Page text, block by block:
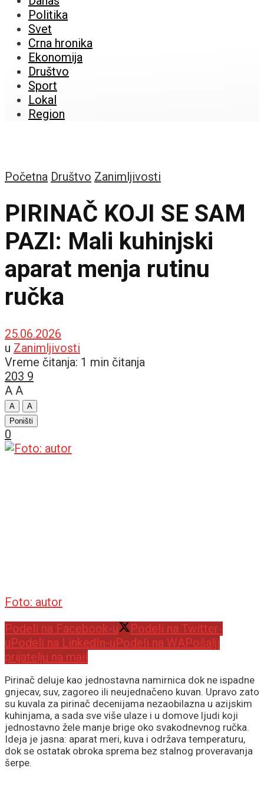
Politika
Svet
Crna hronika
Ekonomija
Društvo
Sport
Lokal
Region
Početna Društvo Zanimljivosti
PIRINAČ KOJI SE SAM
PAZI: Mali kuhinjski
aparat menja rutinu
ručka
25.06.2026
u Zanimljivosti
Vreme čitanja: 1 min čitanja
203 9
A A
A
A
Poništi
0
Foto: autor
Podeli na Facebook-u
Podeli na Twitter-
uPodeli na LinkedIn-uPodeli na WAPošalji
prijatelju na mail
Pirinač deluje kao jednostavna namirnica dok ne ispadne
gnjecav, suv, zagoreo ili neujednačeno kuvan. Upravo zato
su kuvala za pirinač decenijama nezaobilazna u azijskim
kuhinjama, a sada sve više ulaze i u domove ljudi koji
jednostavno žele manje brige oko svakodnevnog ručka.
Ideja je jasna: aparat meri, kuva i održava temperaturu,
dok se ostatak obroka sprema bez stalnog proveravanja
šerpe.